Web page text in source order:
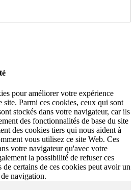
pour améliorer votre expérience
site. Parmi ces cookies, ceux qui sont
stockés dans votre navigateur, car ils
des fonctionnalités de base du site
des cookies tiers qui nous aident à
vous utilisez ce site Web. Ces
votre navigateur qu'avec votre
la possibilité de refuser ces
certains de ces cookies peut avoir un
navigation.